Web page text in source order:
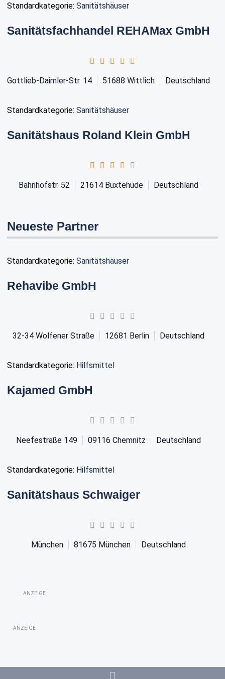
Standardkategorie: Sanitätshäuser
Sanitätsfachhandel REHAMax GmbH
Gottlieb-Daimler-Str. 14 51688 Wittlich Deutschland
Standardkategorie: Sanitätshäuser
Sanitätshaus Roland Klein GmbH
Bahnhofstr. 52 21614 Buxtehude Deutschland
Neueste Partner
Standardkategorie: Sanitätshäuser
Rehavibe GmbH
32-34 Wolfener Straße 12681 Berlin Deutschland
Standardkategorie: Hilfsmittel
Kajamed GmbH
Neefestraße 149 09116 Chemnitz Deutschland
Standardkategorie: Hilfsmittel
Sanitätshaus Schwaiger
München 81675 München Deutschland
ANZEIGE
ANZEIGE